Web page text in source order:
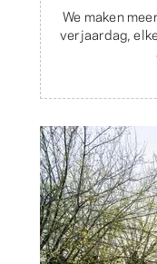
We maken
verjaardag,